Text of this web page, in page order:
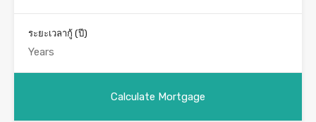
ระยะเวลากู้ (ปี)